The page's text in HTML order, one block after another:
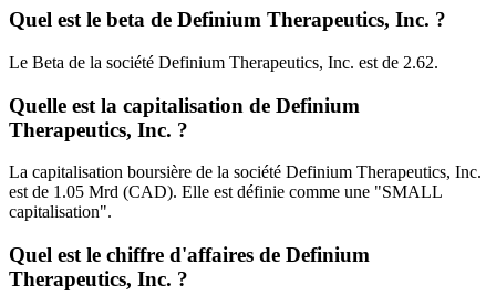
Quel est le beta de Definium Therapeutics, Inc. ?
Le Beta de la société Definium Therapeutics, Inc. est de 2.62.
Quelle est la capitalisation de Definium
Therapeutics, Inc. ?
La capitalisation boursière de la société Definium Therapeutics, Inc.
est de 1.05 Mrd (CAD). Elle est définie comme une "SMALL
capitalisation".
Quel est le chiffre d'affaires de Definium
Therapeutics, Inc. ?